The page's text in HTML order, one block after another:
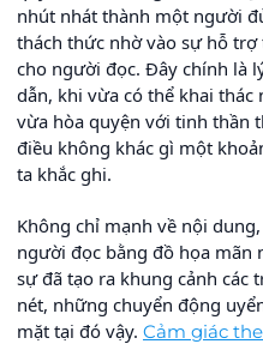
nhút nhát thành một người
thách thức nhờ vào sự hỗ
cho người đọc. Đây chính là
dẫn, khi vừa có thể khai
vừa hòa quyện với tinh thần
điều không khác gì một
ta khắc ghi.
Không chỉ mạnh về nội
người đọc bằng đồ họa mãn
sự đã tạo ra khung cảnh các
nét, những chuyển động
mặt tại đó vậy. Cảm giác